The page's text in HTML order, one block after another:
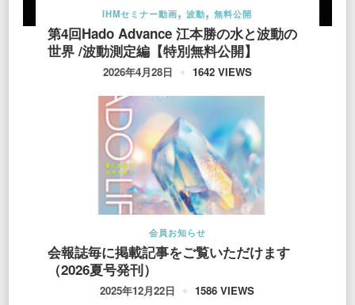
IHMセミナー動画 波動 無料公開
第4回Hado Advance 江本勝の水と波動の
世界 /波動測定編【特別無料公開】
2026年4月28日 1642 VIEWS
会員お知らせ
会報誌毎に掲載記事をご覧いただけます
（2026夏号発刊）
2025年12月22日 1586 VIEWS